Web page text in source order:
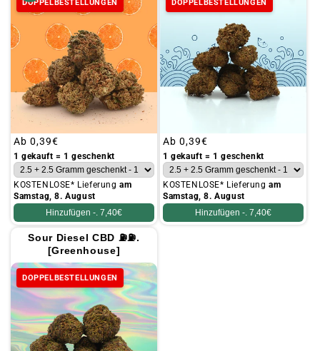
DOPPELBESTELLUNGEN
Üblicher
Preis
Ab 0,39€
1 gekauft = 1 geschenkt
KOSTENLOSE* Lieferungam
Samstag, 8. August
Hinzufügen -. 7,40€
DOPPELBESTELLUNGEN
Üblicher
Preis
Ab 0,39€
1 gekauft = 1 geschenkt
KOSTENLOSE* Lieferungam
Samstag, 8. August
Hinzufügen -. 7,40€
Sour Diesel CBD ⛽⛽.
[Greenhouse]
DOPPELBESTELLUNGEN